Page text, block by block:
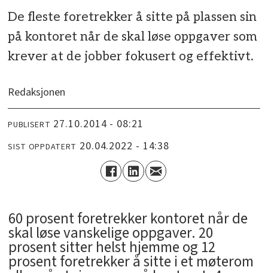
De fleste foretrekker å sitte på plassen sin
på kontoret når de skal løse oppgaver som
krever at de jobber fokusert og effektivt.
Redaksjonen
PUBLISERT 27.10.2014 - 08:21
SIST OPPDATERT 20.04.2022 - 14:38
60 prosent foretrekker kontoret når de
skal løse vanskelige oppgaver. 20
prosent sitter helst hjemme og 12
prosent foretrekker å sitte i et møterom